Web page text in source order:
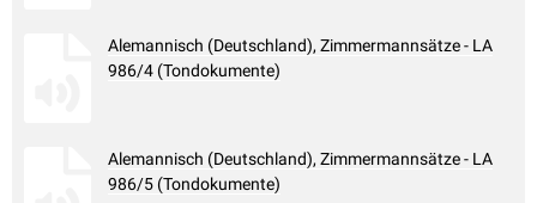
Alemannisch (Deutschland), Zimmermannsätze - LA
986/4 (Tondokumente)
Alemannisch (Deutschland), Zimmermannsätze - LA
986/5 (Tondokumente)